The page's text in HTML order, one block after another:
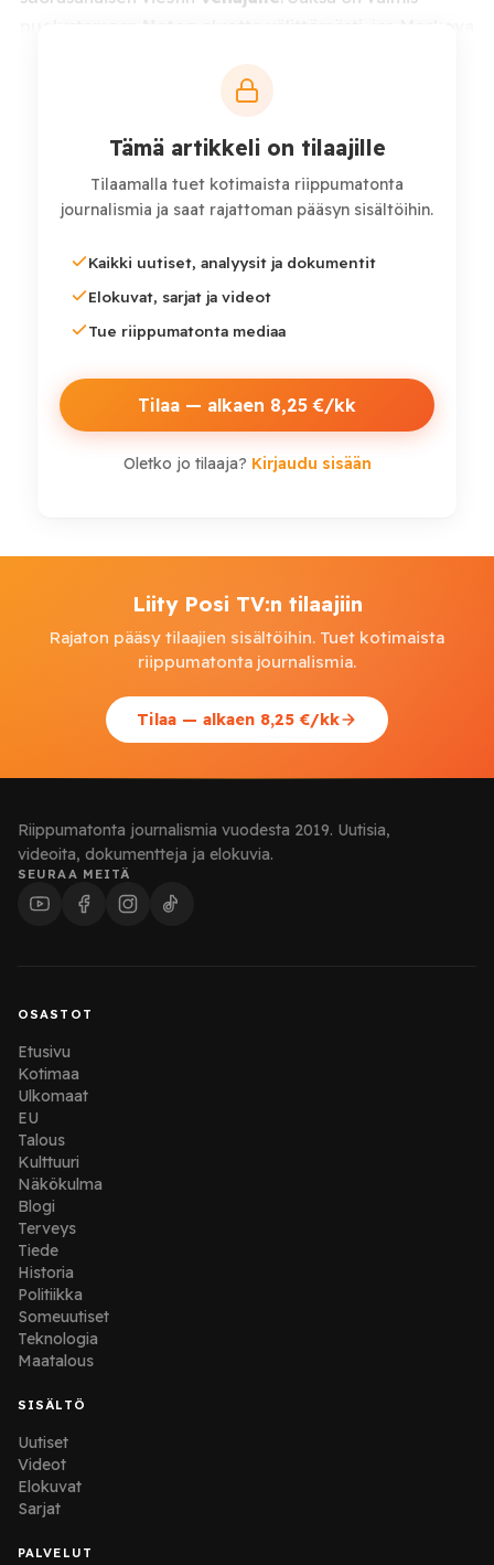
haastattelussa
“taistelemaan tänä yönä”
puolustamaan Naton aluetta “viimeiseen tuumaan
Tämä artikkeli on tilaajille
Tilaamalla tuet kotimaista riippumatonta
journalismia ja saat rajattoman pääsyn sisältöihin.
Kaikki uutiset, analyysit ja dokumentit
Elokuvat, sarjat ja videot
Tue riippumatonta mediaa
Tilaa — alkaen 8,25 €/kk
Oletko jo tilaaja? Kirjaudu sisään
Liity Posi TV:n tilaajiin
Rajaton pääsy tilaajien sisältöihin. Tuet kotimaista
riippumatonta journalismia.
Tilaa — alkaen 8,25 €/kk
Riippumatonta journalismia vuodesta 2019. Uutisia,
videoita, dokumentteja ja elokuvia.
SEURAA MEITÄ
OSASTOT
Etusivu
Kotimaa
Ulkomaat
EU
Talous
Kulttuuri
Näkökulma
Blogi
Terveys
Tiede
Historia
Politiikka
Someuutiset
Teknologia
Maatalous
SISÄLTÖ
Uutiset
Videot
Elokuvat
Sarjat
PALVELUT